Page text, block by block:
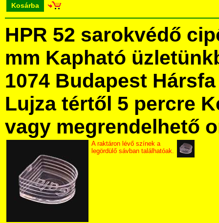
Kosárba
HPR 52 sarokvédő
mm Kapható
1074 Budapest
Lujza tértől 5 percre
vagy megrendelhető
A raktáron lévő színek a
legördülő sávban találhatóak.